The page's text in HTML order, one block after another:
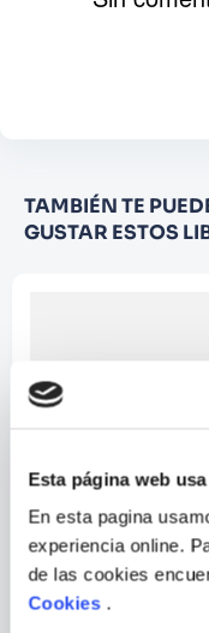
Esta página web
En esta pagina
experiencia online.
de las cookies
Cookies.
media ciudad
Escribir
TAMBIÉN TE
GUSTAR ESTOS
LA CIUDAD DE LAS
LAGRIMAS